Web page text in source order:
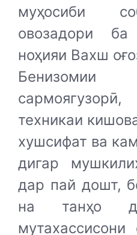
муҳосиби
овозадори
ноҳияи Вахш
техникаи
хушсифат ва
дигар
дар пай дошт,
на танҳо